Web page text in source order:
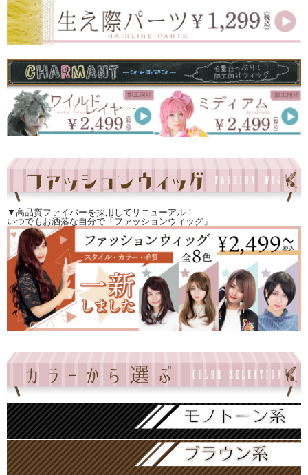
▼高品質ファイバーを採用してリニューアル！
いつでもお洒落な自分で「ファッションウィッグ」